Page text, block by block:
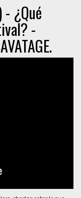
¿Qué
-